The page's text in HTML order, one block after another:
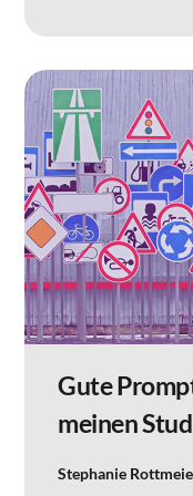
Gute
meinen
Stephanie